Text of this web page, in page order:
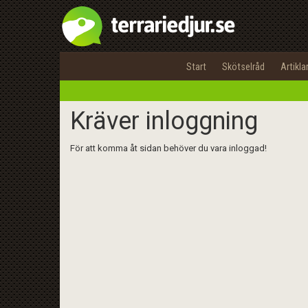
Start Skötselråd Artiklar
Kräver inloggning
För att komma åt sidan behöver du vara inloggad!